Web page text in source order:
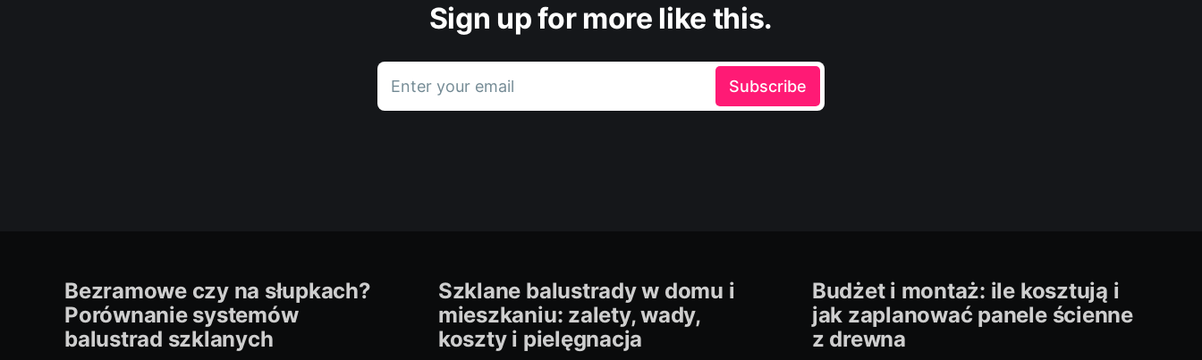
Sign up for more like this.
Enter your email Subscribe
Bezramowe czy na słupkach?
Porównanie systemów
balustrad szklanych
Szklane balustrady w domu i
mieszkaniu: zalety, wady,
koszty i pielęgnacja
Budżet i montaż: ile kosztują i
jak zaplanować panele ścienne
z drewna